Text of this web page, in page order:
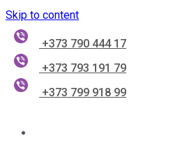
Skip to content
+373 790 444 17
+373 793 191 79
+373 799 918 99